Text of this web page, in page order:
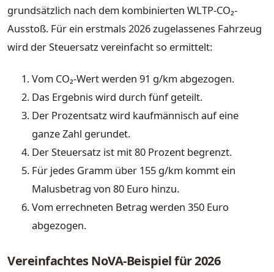
grundsätzlich nach dem kombinierten WLTP-CO₂-
Ausstoß. Für ein erstmals 2026 zugelassenes Fahrzeug
wird der Steuersatz vereinfacht so ermittelt:
Vom CO₂-Wert werden 91 g/km abgezogen.
Das Ergebnis wird durch fünf geteilt.
Der Prozentsatz wird kaufmännisch auf eine
ganze Zahl gerundet.
Der Steuersatz ist mit 80 Prozent begrenzt.
Für jedes Gramm über 155 g/km kommt ein
Malusbetrag von 80 Euro hinzu.
Vom errechneten Betrag werden 350 Euro
abgezogen.
Vereinfachtes NoVA-Beispiel für 2026